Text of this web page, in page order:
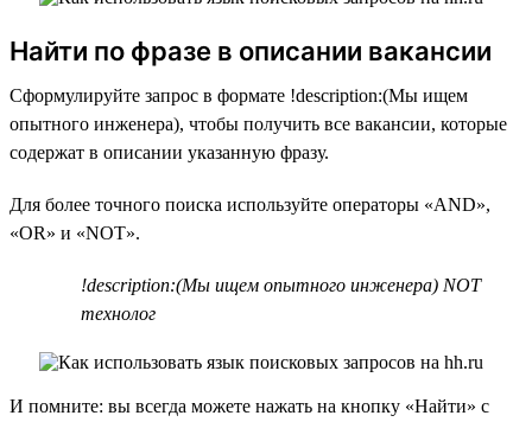
Найти по фразе в описании вакансии
Сформулируйте запрос в формате !description:(Мы ищем
опытного инженера), чтобы получить все вакансии, которые
содержат в описании указанную фразу.
Для более точного поиска используйте операторы «AND»,
«OR» и «NOT».
!description:(Мы ищем опытного инженера) NOT
технолог
И помните: вы всегда можете нажать на кнопку «Найти» с